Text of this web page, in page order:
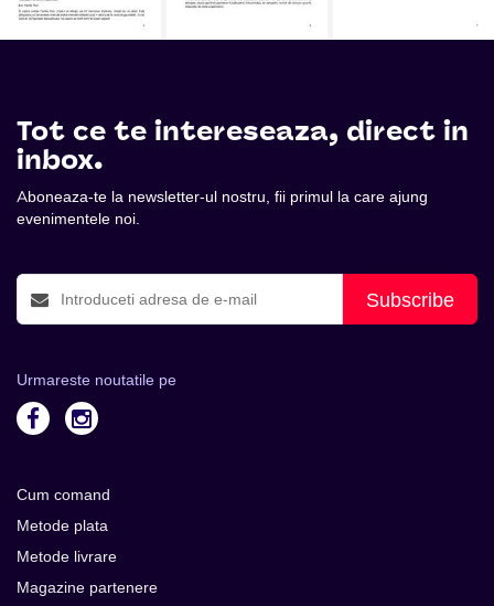
Tot ce te intereseaza, direct in
inbox.
Aboneaza-te la newsletter-ul nostru, fii primul la care ajung
evenimentele noi.
Subscribe
Urmareste noutatile pe
Cum comand
Metode plata
Metode livrare
Magazine partenere